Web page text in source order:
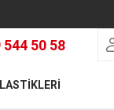
544 50 58